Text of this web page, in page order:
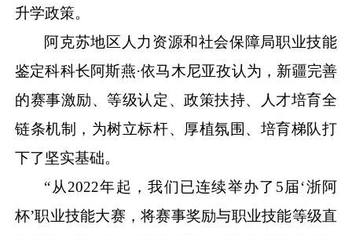
升学政策。
阿克苏地区人力资源和社会保障局职业技能
鉴定科科长阿斯燕·依马木尼亚孜认为，新疆完善
的赛事激励、等级认定、政策扶持、人才培育全
链条机制，为树立标杆、厚植氛围、培育梯队打
下了坚实基础。
“从2022年起，我们已连续举办了5届‘浙阿
杯’职业技能大赛，将赛事奖励与职业技能等级直